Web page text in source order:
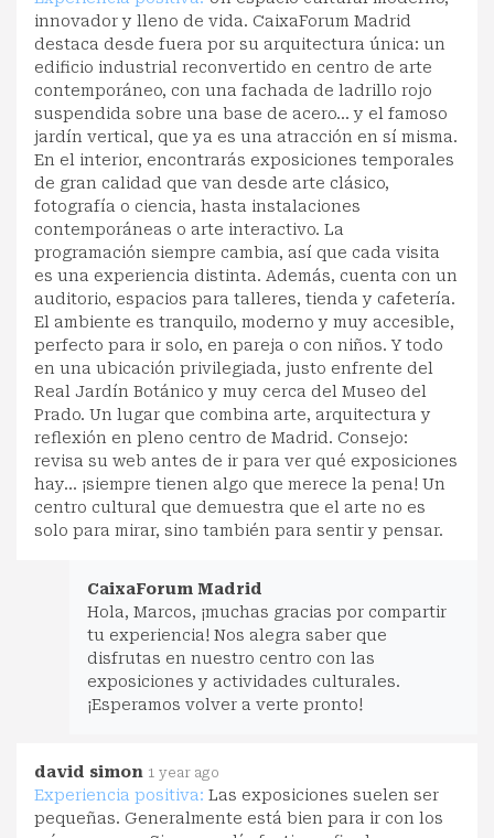
innovador y lleno de vida. CaixaForum Madrid
destaca desde fuera por su arquitectura única: un
edificio industrial reconvertido en centro de arte
contemporáneo, con una fachada de ladrillo rojo
suspendida sobre una base de acero... y el famoso
jardín vertical, que ya es una atracción en sí misma.
En el interior, encontrarás exposiciones temporales
de gran calidad que van desde arte clásico,
fotografía o ciencia, hasta instalaciones
contemporáneas o arte interactivo. La
programación siempre cambia, así que cada visita
es una experiencia distinta. Además, cuenta con un
auditorio, espacios para talleres, tienda y cafetería.
El ambiente es tranquilo, moderno y muy accesible,
perfecto para ir solo, en pareja o con niños. Y todo
en una ubicación privilegiada, justo enfrente del
Real Jardín Botánico y muy cerca del Museo del
Prado. Un lugar que combina arte, arquitectura y
reflexión en pleno centro de Madrid. Consejo:
revisa su web antes de ir para ver qué exposiciones
hay… ¡siempre tienen algo que merece la pena! Un
centro cultural que demuestra que el arte no es
solo para mirar, sino también para sentir y pensar.
CaixaForum Madrid
Hola, Marcos, ¡muchas gracias por compartir
tu experiencia! Nos alegra saber que
disfrutas en nuestro centro con las
exposiciones y actividades culturales.
¡Esperamos volver a verte pronto!
david simon 1 year ago
Experiencia positiva: Las exposiciones suelen ser
pequeñas. Generalmente está bien para ir con los